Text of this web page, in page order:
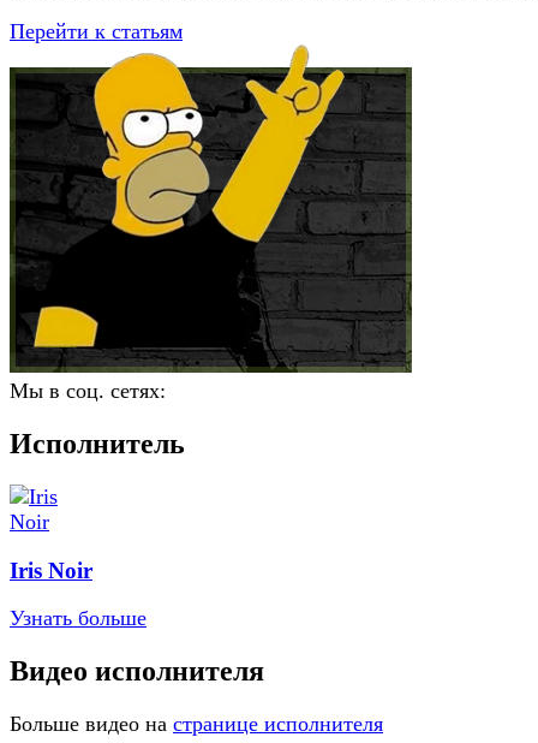
Перейти к статьям
Мы в соц. сетях:
Исполнитель
Iris Noir
Узнать больше
Видео исполнителя
Больше видео на странице исполнителя